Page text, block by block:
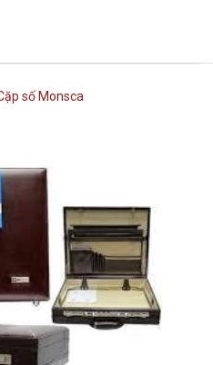
số Monsca